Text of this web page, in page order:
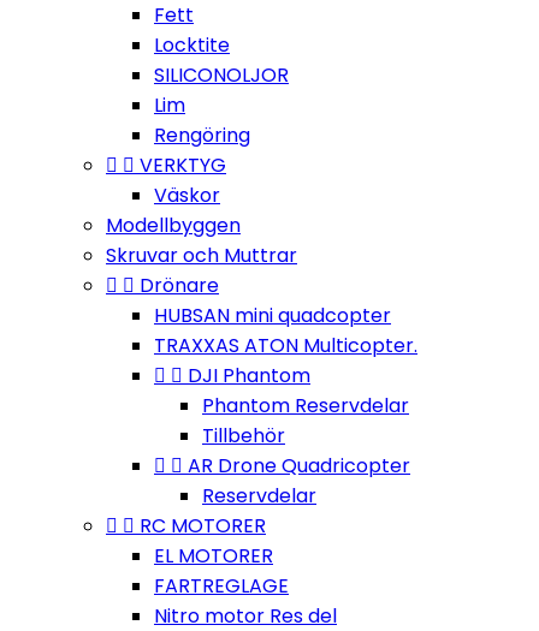
Fett
Locktite
SILICONOLJOR
Lim
Rengöring
  VERKTYG
Väskor
Modellbyggen
Skruvar och Muttrar
  Drönare
HUBSAN mini quadcopter
TRAXXAS ATON Multicopter.
  DJI Phantom
Phantom Reservdelar
Tillbehör
  AR Drone Quadricopter
Reservdelar
  RC MOTORER
EL MOTORER
FARTREGLAGE
Nitro motor Res del